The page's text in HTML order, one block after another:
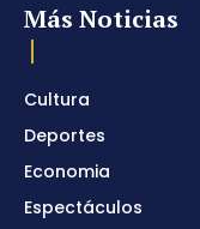
Más Noticias
Cultura
Deportes
Economia
Espectáculos